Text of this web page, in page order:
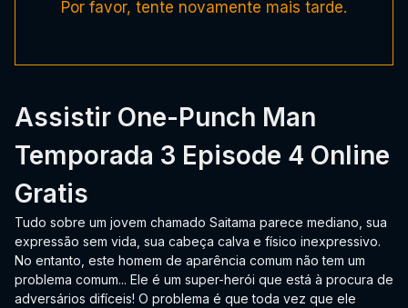
Por favor, tente novamente mais tarde.
Assistir One-Punch Man
Temporada 3 Episode 4 Online
Gratis
Tudo sobre um jovem chamado Saitama parece mediano, sua
expressão sem vida, sua cabeça calva e físico inexpressivo.
No entanto, este homem de aparência comum não tem um
problema comum... Ele é um super-herói que está à procura de
adversários difíceis! O problema é que toda vez que ele